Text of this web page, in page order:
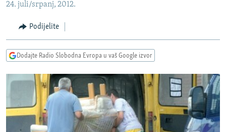
navigaciju
Pređite
pretragu
CRNA GORA
VIZUELNO
FOTOGALERIJE
INFOGRAFIKE
PODCASTI
RAT U UKRAJINI
KINA NA BALKANU
RSE PRIČE IZ SVIJETA
ISPRIČAJ MI
24. juli/srpanj, 2012.
Podijelite
Dodajte Radio Slobodna Evropa u vaš Google izvor